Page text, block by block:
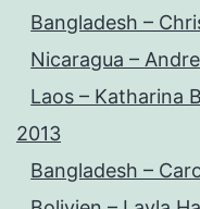
Bangladesh –
Nicaragua –
Laos – Katharina
2013
Bangladesh –